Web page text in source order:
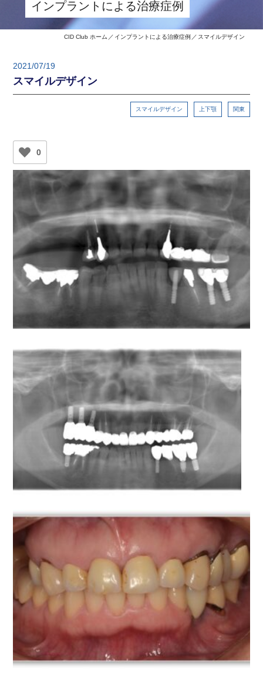
インプラントによる治療症例
CID Club ホーム インプラントによる治療症例 スマイルデザイン
2021/07/19
スマイルデザイン
スマイルデザイン 上下顎 関東
0